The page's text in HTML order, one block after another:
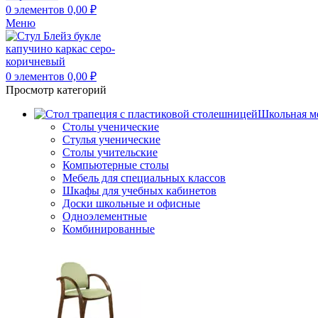
0 элементов 0,00 ₽
Меню
0 элементов 0,00 ₽
Просмотр категорий
Школьная
Столы ученические
Стулья ученические
Столы учительские
Компьютерные столы
Мебель для специальных классов
Шкафы для учебных кабинетов
Доски школьные и офисные
Одноэлементные
Комбинированные